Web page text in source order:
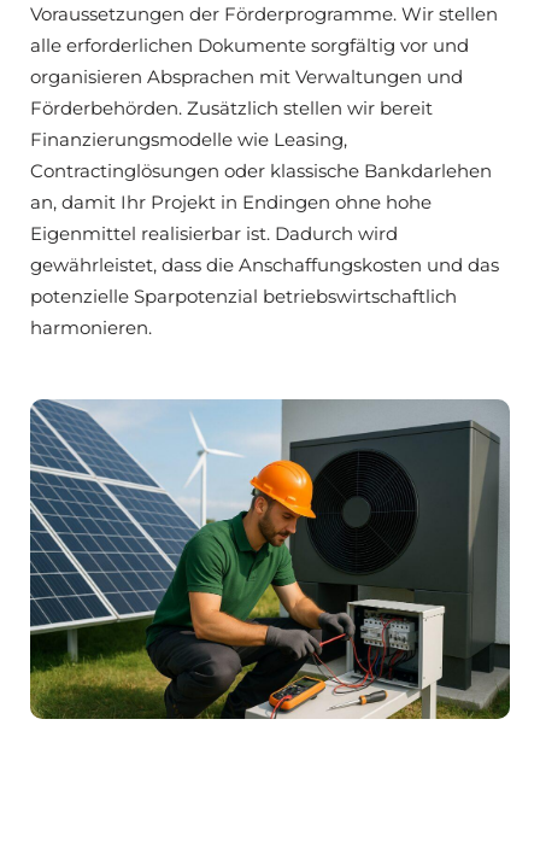
Voraussetzungen der Förderprogramme. Wir stellen
alle erforderlichen Dokumente sorgfältig vor und
organisieren Absprachen mit Verwaltungen und
Förderbehörden. Zusätzlich stellen wir bereit
Finanzierungsmodelle wie Leasing,
Contractinglösungen oder klassische Bankdarlehen
an, damit Ihr Projekt in Endingen ohne hohe
Eigenmittel realisierbar ist. Dadurch wird
gewährleistet, dass die Anschaffungskosten und das
potenzielle Sparpotenzial betriebswirtschaftlich
harmonieren.